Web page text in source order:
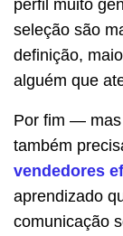
perfil muito
seleção são
definição,
alguém que
Por fim — mas
também
vendedores
aprendizado
comunicação